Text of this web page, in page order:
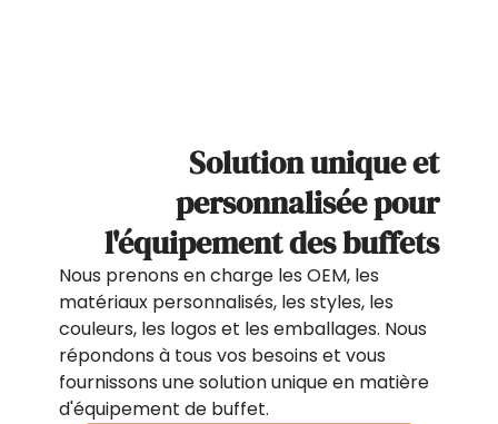
Solution unique et
personnalisée pour
l'équipement des buffets
Nous prenons en charge les OEM, les
matériaux personnalisés, les styles, les
couleurs, les logos et les emballages. Nous
répondons à tous vos besoins et vous
fournissons une solution unique en matière
d'équipement de buffet.